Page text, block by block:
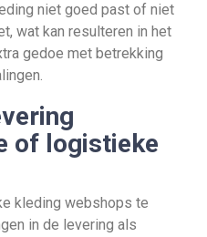
niet goed past of niet
wat kan resulteren in het
gedoe met betrekking
of logistieke
kleding webshops te
in de levering als